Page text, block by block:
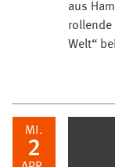
aus
rollende
Welt“
MI.
2